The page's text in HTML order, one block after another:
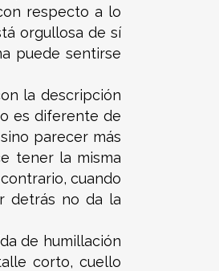
respecto a lo
orgullosa de sí
puede sentirse
la descripción
es diferente de
parecer más
tener la misma
cuando
detrás no da la
de humillación
corto, cuello